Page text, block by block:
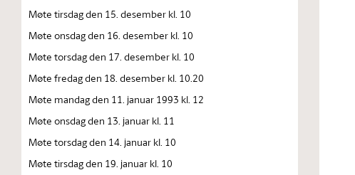
Møte tirsdag den 15. desember kl. 10
Møte onsdag den 16. desember kl. 10
Møte torsdag den 17. desember kl. 10
Møte fredag den 18. desember kl. 10.20
Møte mandag den 11. januar 1993 kl. 12
Møte onsdag den 13. januar kl. 11
Møte torsdag den 14. januar kl. 10
Møte tirsdag den 19. januar kl. 10